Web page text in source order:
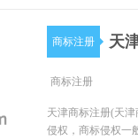
商标注册 天
商标注册
天津商标注册(天
侵权，商标侵权一